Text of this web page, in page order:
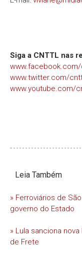
Siga a CNTTL nas
www.twitter.com/
www.youtube.com/
Leia Também
» Ferroviários de
governo do Estado
» Lula sanciona
de Frete